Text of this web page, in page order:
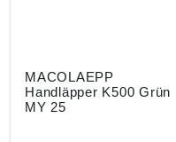
MACOLAEPP
Handläpper K500 Grün
MY 25